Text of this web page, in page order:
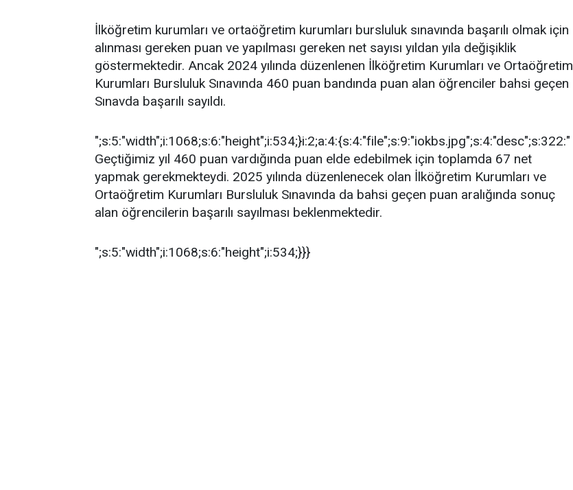
İlköğretim kurumları ve ortaöğretim kurumları bursluluk sınavında başarılı olmak için
alınması gereken puan ve yapılması gereken net sayısı yıldan yıla değişiklik
göstermektedir. Ancak 2024 yılında düzenlenen İlköğretim Kurumları ve Ortaöğretim
Kurumları Bursluluk Sınavında 460 puan bandında puan alan öğrenciler bahsi geçen
Sınavda başarılı sayıldı.
";s:5:"width";i:1068;s:6:"height";i:534;}i:2;a:4:{s:4:"file";s:9:"iokbs.jpg";s:4:"desc";s:322:"
Geçtiğimiz yıl 460 puan vardığında puan elde edebilmek için toplamda 67 net
yapmak gerekmekteydi. 2025 yılında düzenlenecek olan İlköğretim Kurumları ve
Ortaöğretim Kurumları Bursluluk Sınavında da bahsi geçen puan aralığında sonuç
alan öğrencilerin başarılı sayılması beklenmektedir.
";s:5:"width";i:1068;s:6:"height";i:534;}}}